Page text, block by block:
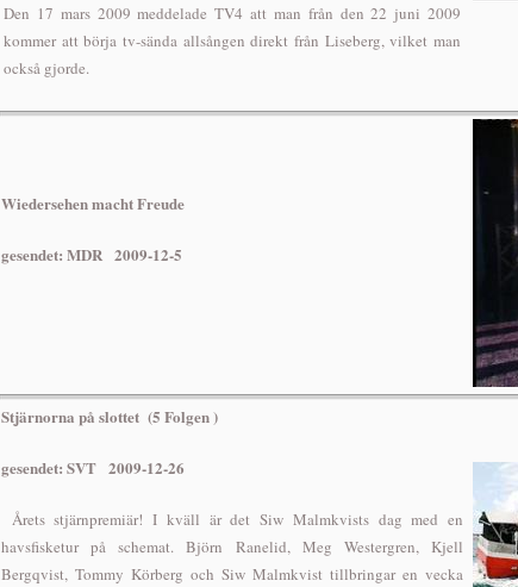
Den 17 mars 2009 meddelade TV4 att man från den 22 juni 2009
kommer att börja tv-sända allsången direkt från Liseberg, vilket man
också gjorde.
Wiedersehen macht Freude
gesendet: MDR 2009-12-5
Stjärnorna på slottet (5 Folgen )
gesendet: SVT 2009-12-26
Årets stjärnpremiär! I kväll är det Siw Malmkvists dag med en
havsfisketur på schemat. Björn Ranelid, Meg Westergren, Kjell
Bergqvist, Tommy Körberg och Siw Malmkvist tillbringar en vecka